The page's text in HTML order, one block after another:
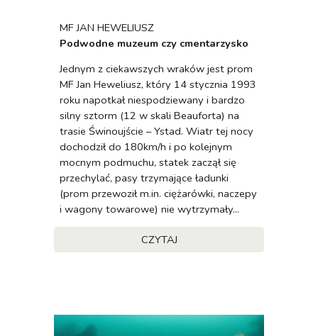
MF JAN HEWELIUSZ
Podwodne muzeum czy cmentarzysko
Jednym z ciekawszych wraków jest prom
MF Jan Heweliusz, który 14 stycznia 1993
roku napotkał niespodziewany i bardzo
silny sztorm (12 w skali Beauforta) na
trasie Świnoujście – Ystad. Wiatr tej nocy
dochodził do 180km/h i po kolejnym
mocnym podmuchu, statek zaczął się
przechylać, pasy trzymające ładunki
(prom przewoził m.in. ciężarówki, naczepy
i wagony towarowe) nie wytrzymały...
CZYTAJ